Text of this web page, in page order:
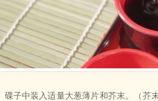
碟子中装入适量大葱薄片和芥末。（芥